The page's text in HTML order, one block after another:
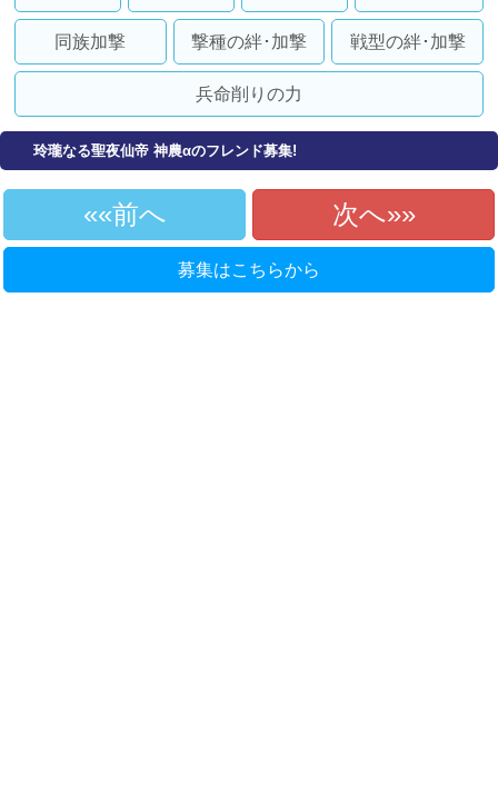
同族加撃 撃種の絆･加撃 戦型の絆･加撃
兵命削りの力
玲瓏なる聖夜仙帝 神農αのフレンド募集!
«前へ 次へ»
募集はこちらから